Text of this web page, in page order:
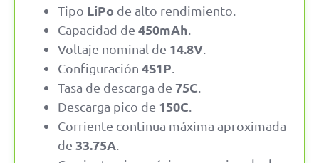
Tipo LiPo de alto rendimiento.
Capacidad de 450mAh
Voltaje nominal de 14.8V
Configuración 4S1P
Tasa de descarga de 75C
Descarga pico de 150C
Corriente continua máxima aproximada
de 33.75A